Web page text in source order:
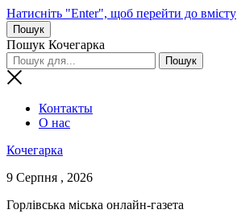
Натисніть "Enter", щоб перейти до вмісту
Пошук
Пошук Кочегарка
Контакты
О нас
Кочегарка
9 Серпня , 2026
Горлівська міська онлайн-газета